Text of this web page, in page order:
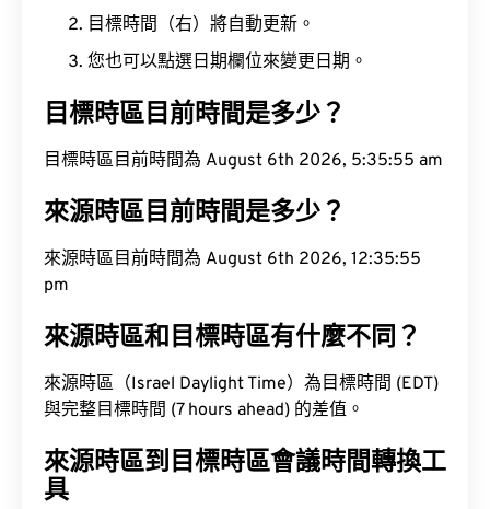
目標時間（右）將自動更新。
您也可以點選日期欄位來變更日期。
目標時區目前時間是多少？
目標時區目前時間為 August 6th 2026, 5:35:56 am
來源時區目前時間是多少？
來源時區目前時間為 August 6th 2026, 12:35:56
pm
來源時區和目標時區有什麼不同？
來源時區（Israel Daylight Time）為目標時間 (EDT)
與完整目標時間 (7 hours ahead) 的差值。
來源時區到目標時區會議時間轉換工
具